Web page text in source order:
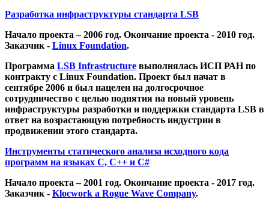
Разработка инфраструктуры стандарта LSB
Начало проекта – 2006 год. Окончание проекта - 2010 год.
Заказчик - Linux Foundation.
Программа LSB Infrastructure выполнялась ИСП РАН по
контракту с Linux Foundation. Проект был начат в
сентябре 2006 и был нацелен на долгосрочное
сотрудничество с целью поднятия на новый уровень
инфраструктуры разработки и поддержки стандарта LSB в
ответ на возрастающую потребность индустрии в
продвижении этого стандарта.
Инструменты статического анализа исходного кода
программ на языках C, C++ и C#
Начало проекта – 2001 год. Окончание проекта - 2017 год.
Заказчик - Klocwork a Rogue Wave Company.